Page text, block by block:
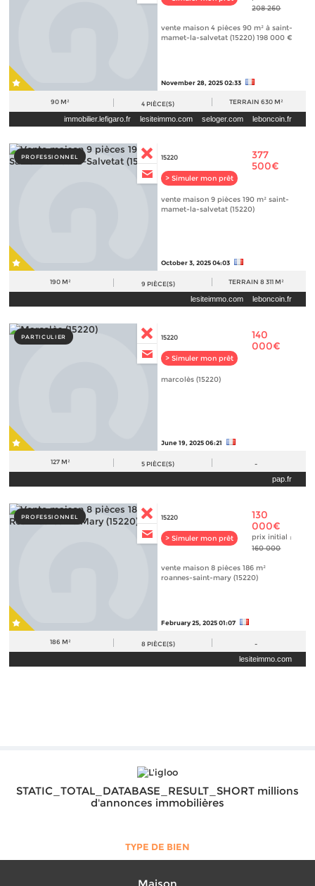
208 260
vente maison 4 pièces 90 m² à saint-
mamet-la-salvetat (15220) 198 000 €
November 28, 2025 02:33
90 M² 4 PIÈCE(S) TERRAIN 630 M²
immobilier.lefigaro.fr lesiteimmo.com seloger.com
leboncoin.fr
PROFESSIONNEL 15220
> Simuler mon prêt
377
500€
vente maison 9 pièces 190 m² saint-
mamet-la-salvetat (15220)
October 3, 2025 04:03
190 M² 9 PIÈCE(S) TERRAIN 8 311 M²
lesiteimmo.com leboncoin.fr
PARTICULIER 15220
> Simuler mon prêt
140
000€
marcolès (15220)
June 19, 2025 06:21
127 M² 5 PIÈCE(S) -
pap.fr
PROFESSIONNEL 15220
> Simuler mon prêt
130
000€
prix initial :
160 000
vente maison 8 pièces 186 m²
roannes-saint-mary (15220)
February 25, 2025 01:07
186 M² 8 PIÈCE(S) -
lesiteimmo.com
STATIC_TOTAL_DATABASE_RESULT_SHORT millions
d'annonces immobilières
TYPE DE BIEN